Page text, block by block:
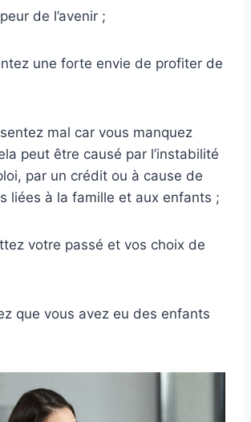
de l’avenir ;
une forte envie de profiter de
mal car vous manquez
peut être causé par l’instabilité
par un crédit ou à cause de
liées à la famille et aux enfants ;
votre passé et vos choix de
que vous avez eu des enfants